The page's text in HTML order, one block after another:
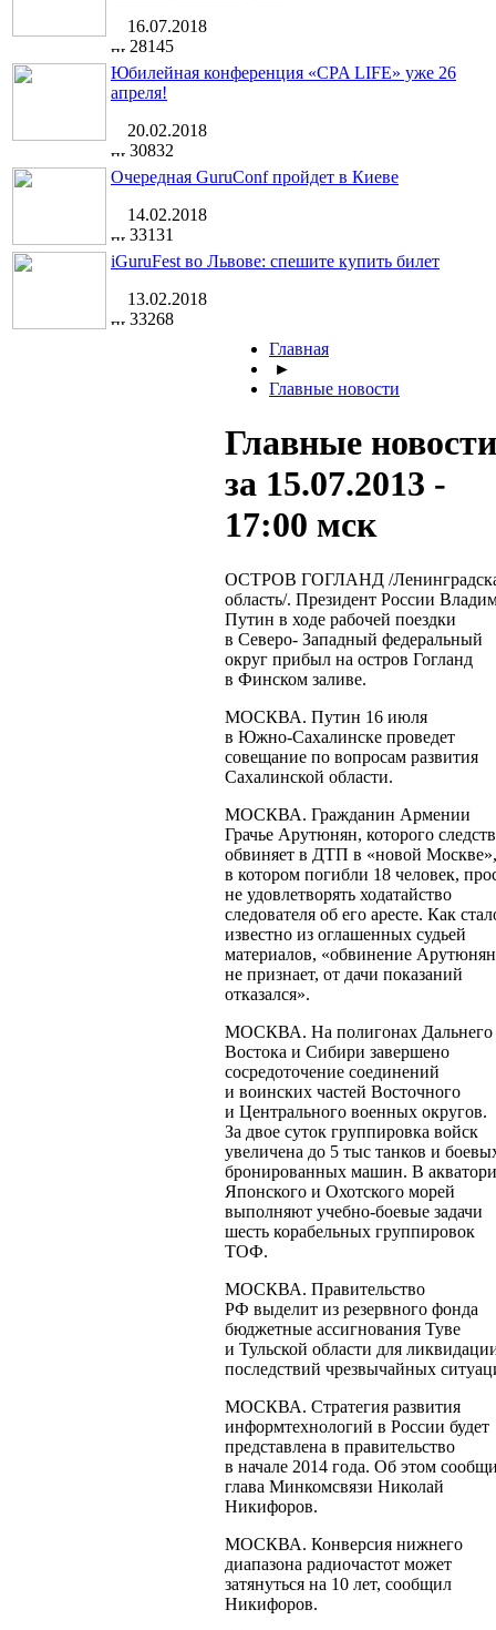
16.07.2018
28145
Юбилейная конференция «CPA LIFE» уже 26
апреля!
20.02.2018
30832
Очередная GuruConf пройдет в Киеве
14.02.2018
33131
iGuruFest во Львове: спешите купить билет
13.02.2018
33268
Главная
►
Главные новости
Главные новости
за 15.07.2013 -
17:00 мск
ОСТРОВ ГОГЛАНД /
область/. Президент России
Путин в ходе рабочей поездки
в Северо- Западный федеральный
округ прибыл на остров Гогланд
в Финском заливе.
МОСКВА. Путин 16 июля
в Южно-Сахалинске проведет
совещание по вопросам развития
Сахалинской области.
МОСКВА. Гражданин Армении
Грачье Арутюнян, которого
обвиняет в ДТП в «новой Москве»,
в котором погибли 18 человек,
не удовлетворять ходатайство
следователя об его аресте. Как
известно из оглашенных судьей
материалов, «обвинение Арутюнян
не признает, от дачи показаний
отказался».
МОСКВА. На полигонах Дальнего
Востока и Сибири завершено
сосредоточение соединений
и воинских частей Восточного
и Центрального военных округов.
За двое суток группировка войск
увеличена до 5 тыс танков и
бронированных машин. В
Японского и Охотского морей
выполняют учебно-боевые задачи
шесть корабельных группировок
ТОФ.
МОСКВА. Правительство
РФ выделит из резервного фонда
бюджетные ассигнования Туве
и Тульской области для
последствий чрезвычайных
МОСКВА. Стратегия развития
информтехнологий в России будет
представлена в правительство
в начале 2014 года. Об этом
глава Минкомсвязи Николай
Никифоров.
МОСКВА. Конверсия нижнего
диапазона радиочастот может
затянуться на 10 лет, сообщил
Никифоров.